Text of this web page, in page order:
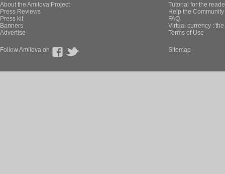
About the Amilova Project
Press Reviews
Press kit
Banners
Advertise
Tutorial for the
Help the
FAQ
Virtual currency :
Terms of Use
Follow Amilova on Sitemap